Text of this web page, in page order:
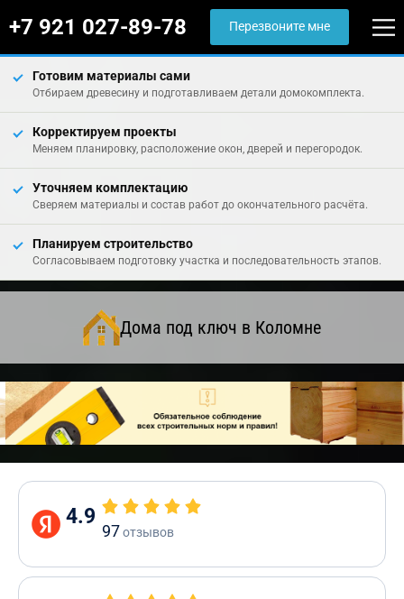
+7 921 027-89-78 Перезвоните мне
Готовим материалы сами
Отбираем древесину и подготавливаем детали домокомплекта.
Корректируем проекты
Меняем планировку, расположение окон, дверей и перегородок.
Уточняем комплектацию
Сверяем материалы и состав работ до окончательного расчёта.
Планируем строительство
Согласовываем подготовку участка и последовательность этапов.
Дома под ключ в Коломне
4.9
97отзывов